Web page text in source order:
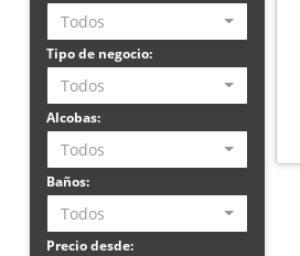
Todos
Tipo de negocio:
Todos
Alcobas:
Todos
Baños:
Todos
Precio desde: